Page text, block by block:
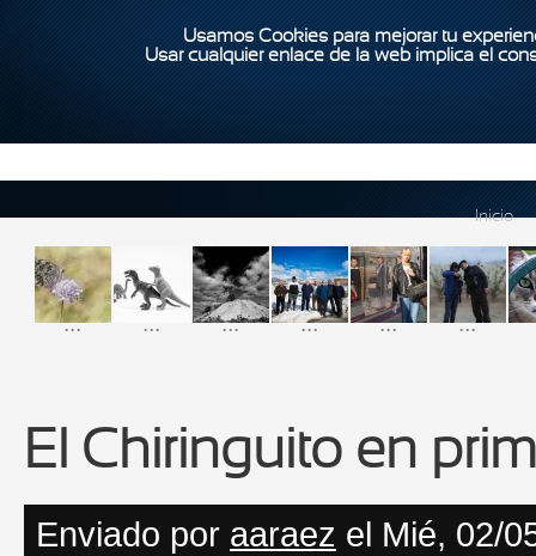
Usamos Cookies para mejorar tu
Usar cualquier enlace de la web implica el
Inicio
... ... ... ... ... ...
El Chiringuito en
Enviado por aaraez el Mié, 02/